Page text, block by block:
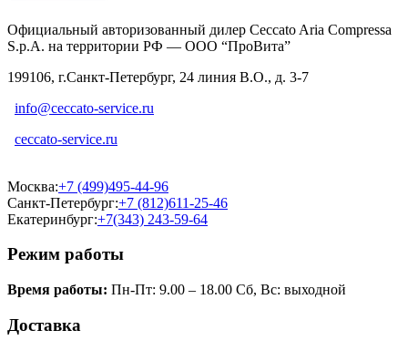
Официальный авторизованный дилер Ceccato Aria Compressa
S.p.A. на территории РФ — ООО “ПроВита”
199106, г.Санкт-Петербург, 24 линия В.О., д. 3-7
info@ceccato-service.ru
ceccato-service.ru
Москва:+7 (499)495-44-96
Санкт-Петербург:+7 (812)611-25-46
Екатеринбург:+7(343) 243-59-64
Режим работы
Время работы: Пн-Пт: 9.00 – 18.00 Сб, Вс: выходной
Доставка